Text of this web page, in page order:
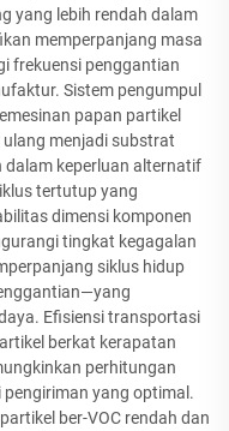
yang lebih rendah dalam
memperpanjang masa
frekuensi penggantian
Sistem pengumpul
papan partikel
menjadi substrat
keperluan alternatif
tertutup yang
dimensi komponen
tingkat kegagalan
siklus hidup
Efisiensi transportasi
berkat kerapatan
perhitungan
yang optimal.
ber-VOC rendah dan